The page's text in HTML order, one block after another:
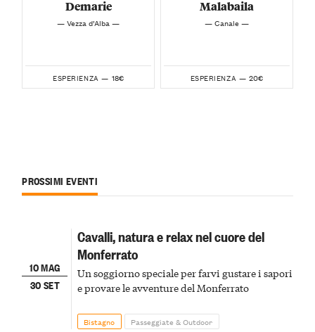
Demarie
— Vezza d’Alba —
ESPERIENZA — 18€
Malabaila
— Canale —
ESPERIENZA — 20€
PROSSIMI EVENTI
10 MAG
30 SET
Cavalli, natura e relax nel cuore del
Monferrato
Un soggiorno speciale per farvi gustare i sapori
e provare le avventure del Monferrato
Bistagno Passeggiate & Outdoor